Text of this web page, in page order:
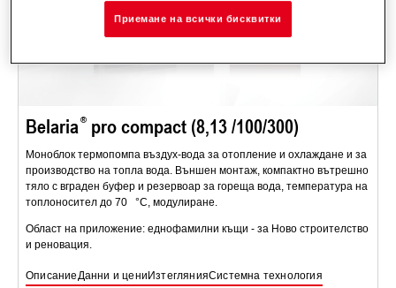
Belaria pro compact (8,13 /100/300)
Моноблок термопомпа въздух-вода за отопление и охлаждане и за
производство на топла вода. Външен монтаж, компактно вътрешно
тяло с вграден буфер и резервоар за гореща вода, температура на
топлоносител до 70 °C, модулиране.
Област на приложение: еднофамилни къщи - за Ново строителство
и реновация.
ОписаниеДанни и цени ИзтеглянияСистемна технология
Приемане на всички бисквитки